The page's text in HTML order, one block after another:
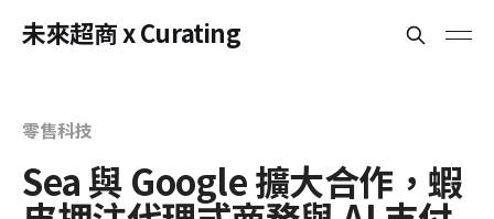
未來超商 x Curating
零售科技
Sea 與 Google 擴大合作，蝦